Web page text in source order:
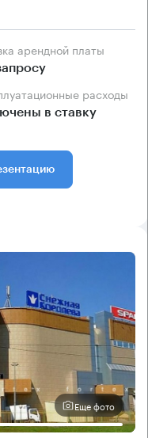
арендной платы
расходы
в ставку
Еще фото